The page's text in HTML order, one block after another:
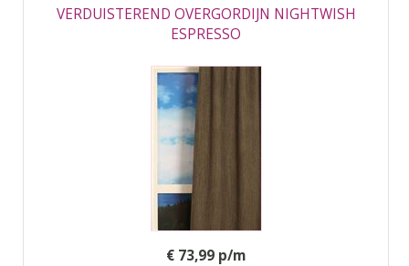
VERDUISTEREND OVERGORDIJN NIGHTWISH
ESPRESSO
€ 73,99 p/m